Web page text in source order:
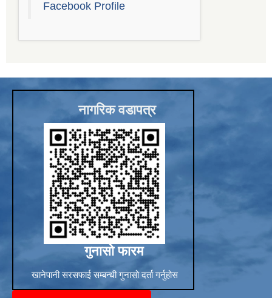
Facebook Profile
नागरिक वडापत्र
गुनासो फारम
खानेपानी सरसफाई सम्बन्धी गुनासो दर्ता गर्नुहोस